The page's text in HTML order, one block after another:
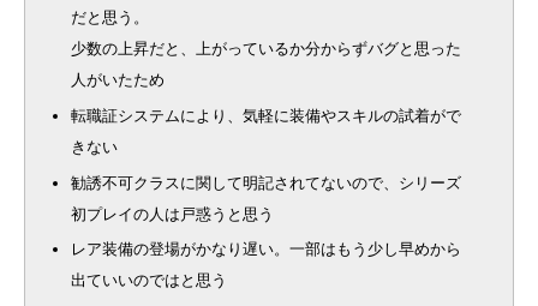
だと思う。
少数の上昇だと、上がっているか分からずバグと思った
人がいたため
転職証システムにより、気軽に装備やスキルの試着がで
きない
勧誘不可クラスに関して明記されてないので、シリーズ
初プレイの人は戸惑うと思う
レア装備の登場がかなり遅い。一部はもう少し早めから
出ていいのではと思う